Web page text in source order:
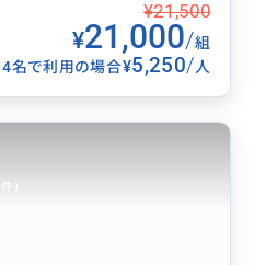
¥21,500
¥21,000/組
4名で利用の場合¥5,250/人
)